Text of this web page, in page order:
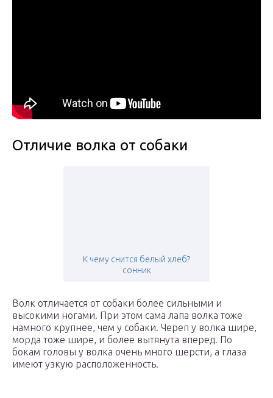
Отличие волка от собаки
К чему снится белый хлеб?
сонник
Волк отличается от собаки более сильными и
высокими ногами. При этом сама лапа волка тоже
намного крупнее, чем у собаки. Череп у волка шире,
морда тоже шире, и более вытянута вперед. По
бокам головы у волка очень много шерсти, а глаза
имеют узкую расположенность.